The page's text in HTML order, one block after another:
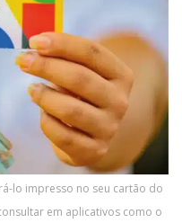
lo impresso no seu cartão do
em aplicativos como o